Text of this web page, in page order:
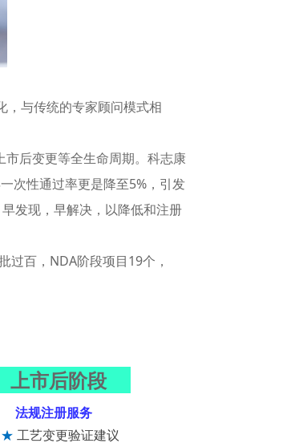
与传统的专家顾问模式相
后变更等全生命周期。科志康
次性通过率更是降至5%，引发
发现，早解决，以降低和注册
百，NDA阶段项目19个，
上市后阶段
法规注册服务
★ 工艺变更验证建议